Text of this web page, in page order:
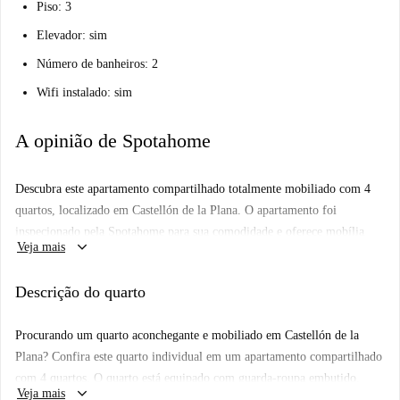
Piso: 3
Elevador: sim
Número de banheiros: 2
Wifi instalado: sim
A opinião de Spotahome
Descubra este apartamento compartilhado totalmente mobiliado com 4
quartos, localizado em Castellón de la Plana. O apartamento foi
inspecionado pela Spotahome para sua comodidade e oferece mobília
moderna e uma cozinha bem equipada. As despesas com água, gás e Wi-
Situado na bela cidade de Castellón de la Plana, você encontrará diversos
Mil·lenària e a Escultura 'Mariposas' de Manolo Valdés, proporcionando
uma rica experiência cultural. Aproveite para explorar a vibrante cidade
e seus arredores.
Veja mais keyboard_arrow_down
Descrição do quarto
Procurando um quarto aconchegante e mobiliado em Castellón de la
Plana? Confira este quarto individual em um apartamento compartilhado
com 4 quartos. O quarto está equipado com guarda-roupa embutido,
Veja mais keyboard_arrow_down